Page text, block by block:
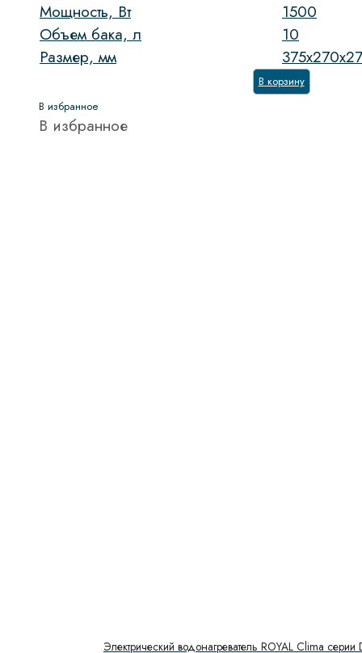
Мощность, Вт
1500
Объем бака, л
10
Размер, мм
В корзину
В избранное
В избранное
Электрический водонагреватель ROYAL Clima cерии